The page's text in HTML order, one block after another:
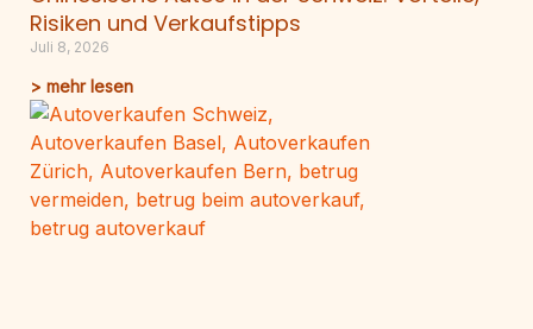
Risiken und Verkaufstipps
Juli 8, 2026
> mehr lesen